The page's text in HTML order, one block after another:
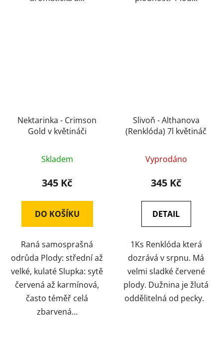
Nektarinka - Crimson
Gold v květináči
Skladem
345 Kč
DO KOŠÍKU
Raná samosprašná
odrůda Plody: střední až
velké, kulaté Slupka: sytě
červená až karmínová,
často téměř celá
zbarvená...
Slivoň - Althanova
(Renklóda) 7l květináč
Vyprodáno
345 Kč
DETAIL
1Ks Renklóda která
dozrává v srpnu. Má
velmi sladké červené
plody. Dužnina je žlutá
oddělitelná od pecky.